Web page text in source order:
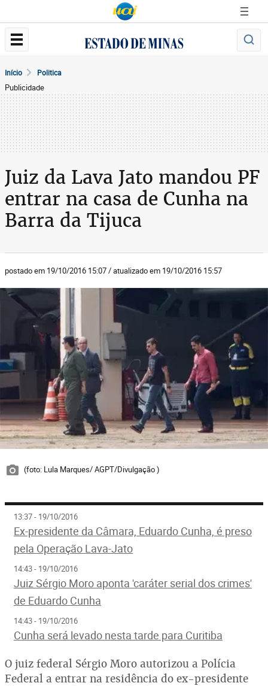
Início Politica
Publicidade
Juiz da Lava Jato mandou PF
entrar na casa de Cunha na
Barra da Tijuca
postado em 19/10/2016 15:07 / atualizado em 19/10/2016 15:57
(foto: Lula Marques/ AGPT/Divulgação )
13:37 - 19/10/2016
Ex-presidente da Câmara, Eduardo Cunha, é preso
pela Operação Lava-Jato
14:43 - 19/10/2016
Juiz Sérgio Moro aponta 'caráter serial dos crimes'
de Eduardo Cunha
14:43 - 19/10/2016
Cunha será levado nesta tarde para Curitiba
O juiz federal Sérgio Moro autorizou a Polícia
Federal a entrar na residência do ex-presidente